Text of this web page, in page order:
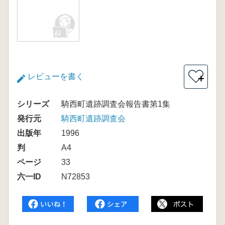
レビューを書く ＋
シリーズ
騎西町遺跡調査会報告書第1集
発行元
騎西町遺跡調査会
出版年
1996
判
A4
ページ
33
六一ID
N72853